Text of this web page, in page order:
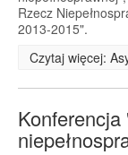
Rzecz
2013-2015".
Czytaj więcej: